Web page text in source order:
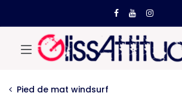
Pied de mat windsurf